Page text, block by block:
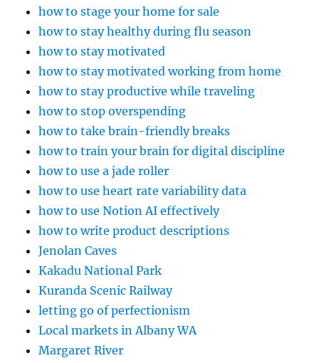
how to stage your home for sale
how to stay healthy during flu season
how to stay motivated
how to stay motivated working from home
how to stay productive while traveling
how to stop overspending
how to take brain-friendly breaks
how to train your brain for digital discipline
how to use a jade roller
how to use heart rate variability data
how to use Notion AI effectively
how to write product descriptions
Jenolan Caves
Kakadu National Park
Kuranda Scenic Railway
letting go of perfectionism
Local markets in Albany WA
Margaret River